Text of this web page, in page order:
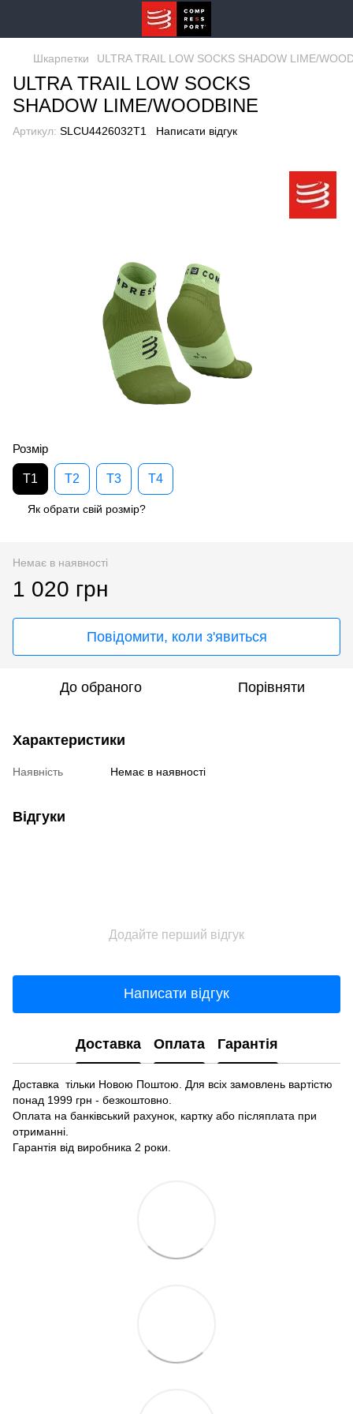
Шкарпетки ULTRA TRAIL LOW SOCKS SHADOW LIME/
ULTRA TRAIL LOW SOCKS
SHADOW LIME/WOODBINE
Артикул: SLCU4426032T1 Написати відгук
Розмір
T1 T2 T3 T4
Як обрати свій розмір?
Немає в наявності
1 020 грн
Повідомити, коли з'явиться
До обраного Порівняти
Характеристики
Наявність Немає в наявності
Відгуки
Додайте перший відгук
Написати відгук
Доставка Оплата Гарантія
Доставка тільки Новою Поштою. Для всіх замовлень вартістю
понад 1999 грн - безкоштовно.
Оплата на банківський рахунок, картку або післяплата при
отриманні.
Гарантія від виробника 2 роки.